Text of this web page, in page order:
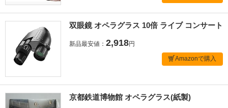
双眼鏡 オペラグラス 10倍 ライブ コンサート
新品最安値： 2,918円
Amazonで購入
京都鉄道博物館 オペラグラス(紙製)